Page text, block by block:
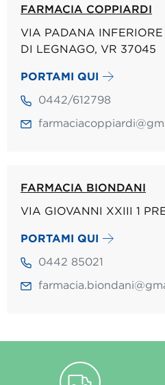
FARMACIA COPPIARDI
VIA PADANA INFERIORE
DI LEGNAGO, VR 37045
PORTAMI QUI
0442/612798
FARMACIA BIONDANI
VIA GIOVANNI XXIII 1
PORTAMI QUI
0442 85021